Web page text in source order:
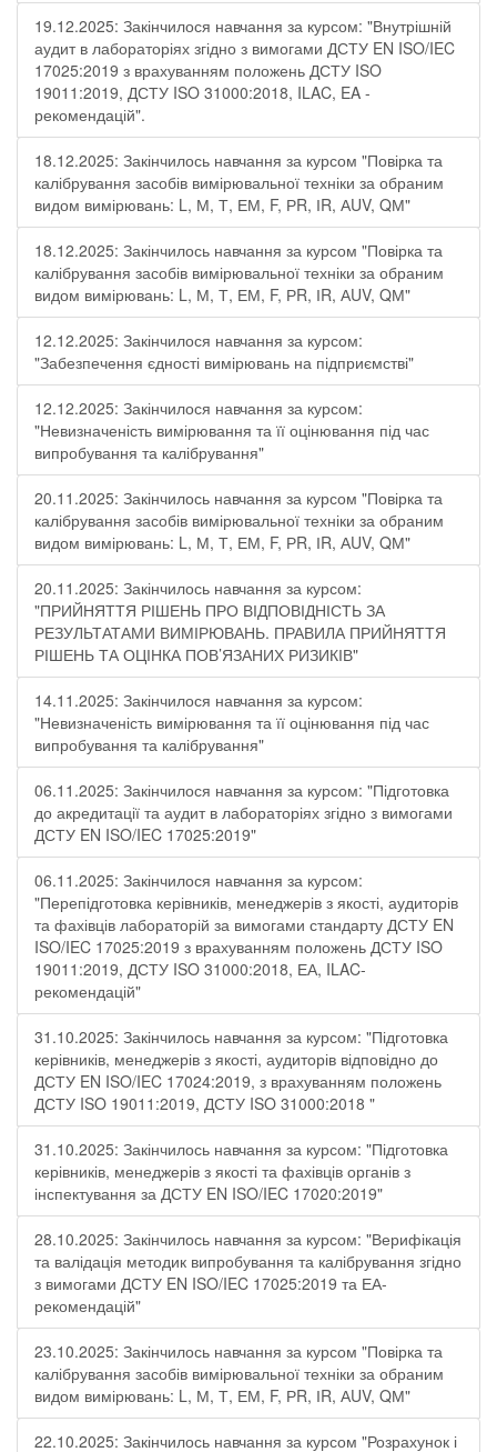
19.12.2025: Закінчилося навчання за курсом: "Внутрішній
аудит в лабораторіях згідно з вимогами ДСТУ EN ISO/IEC
17025:2019 з врахуванням положень ДСТУ ISO
19011:2019, ДСТУ ISO 31000:2018, ILAC, EA -
рекомендацій".
18.12.2025: Закінчилось навчання за курсом "Повірка та
калібрування засобів вимірювальної техніки за обраним
видом вимірювань: L, М, Т, ЕМ, F, РR, ІR, АUV, QМ"
18.12.2025: Закінчилось навчання за курсом "Повірка та
калібрування засобів вимірювальної техніки за обраним
видом вимірювань: L, М, Т, ЕМ, F, РR, ІR, АUV, QМ"
12.12.2025: Закінчилося навчання за курсом:
"Забезпечення єдності вимірювань на підприємстві"
12.12.2025: Закінчилося навчання за курсом:
"Невизначеність вимірювання та її оцінювання під час
випробування та калібрування"
20.11.2025: Закінчилось навчання за курсом "Повірка та
калібрування засобів вимірювальної техніки за обраним
видом вимірювань: L, М, Т, ЕМ, F, РR, ІR, АUV, QМ"
20.11.2025: Закінчилось навчання за курсом:
"ПРИЙНЯТТЯ РІШЕНЬ ПРО ВІДПОВІДНІСТЬ ЗА
РЕЗУЛЬТАТАМИ ВИМІРЮВАНЬ. ПРАВИЛА ПРИЙНЯТТЯ
РІШЕНЬ ТА ОЦІНКА ПОВ’ЯЗАНИХ РИЗИКІВ"
14.11.2025: Закінчилося навчання за курсом:
"Невизначеність вимірювання та її оцінювання під час
випробування та калібрування"
06.11.2025: Закінчилося навчання за курсом: "Підготовка
до акредитації та аудит в лабораторіях згідно з вимогами
ДСТУ EN ISO/IEC 17025:2019"
06.11.2025: Закінчилося навчання за курсом:
"Перепідготовка керівників, менеджерів з якості, аудиторів
та фахівців лабораторій за вимогами стандарту ДСТУ EN
ISO/IEC 17025:2019 з врахуванням положень ДСТУ ISO
19011:2019, ДСТУ ISO 31000:2018, ЕА, ILAC-
рекомендацій"
31.10.2025: Закінчилось навчання за курсом: "Підготовка
керівників, менеджерів з якості, аудиторів відповідно до
ДСТУ EN ISO/IEC 17024:2019, з врахуванням положень
ДСТУ ISO 19011:2019, ДСТУ ISO 31000:2018 "
31.10.2025: Закінчилось навчання за курсом: "Підготовка
керівників, менеджерів з якості та фахівців органів з
інспектування за ДСТУ EN ISO/IEC 17020:2019"
28.10.2025: Закінчилось навчання за курсом: "Верифікація
та валідація методик випробування та калібрування згідно
з вимогами ДСТУ EN ISO/IEC 17025:2019 та ЕА-
рекомендацій"
23.10.2025: Закінчилось навчання за курсом "Повірка та
калібрування засобів вимірювальної техніки за обраним
видом вимірювань: L, М, Т, ЕМ, F, РR, ІR, АUV, QМ"
22.10.2025: Закінчилось навчання за курсом "Розрахунок і